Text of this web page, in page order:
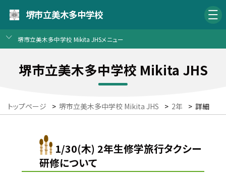
堺市立美木多中学校
堺市立美木多中学校 Mikita JHSメニュー
堺市立美木多中学校 Mikita JHS
トップページ > 堺市立美木多中学校 Mikita JHS > 2年 > 詳細
1/30(木) 2年生修学旅行タクシー
研修について